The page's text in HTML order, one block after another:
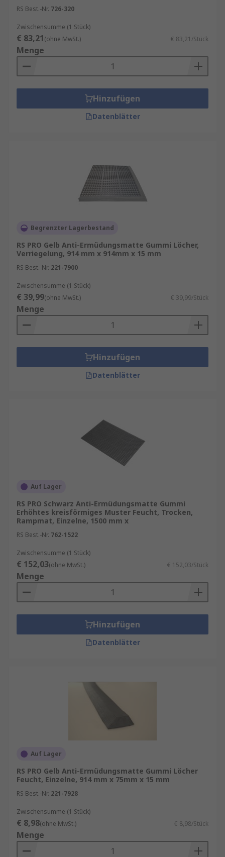
RS Best.-Nr. 726-320
Zwischensumme (1 Stück)
€ 83,21(ohne MwSt.) € 83,21/Stück
Menge
Hinzufügen
Datenblätter
Begrenzter Lagerbestand
RS PRO Gelb Anti-Ermüdungsmatte Gummi Löcher,
Verriegelung, 914 mm x 914mm x 15 mm
RS Best.-Nr. 221-7900
Zwischensumme (1 Stück)
€ 39,99(ohne MwSt.) € 39,99/Stück
Menge
Hinzufügen
Datenblätter
Auf Lager
RS PRO Schwarz Anti-Ermüdungsmatte Gummi
Erhöhtes kreisförmiges Muster Feucht, Trocken,
Rampmat, Einzelne, 1500 mm x
RS Best.-Nr. 762-1522
Zwischensumme (1 Stück)
€ 152,03(ohne MwSt.) € 152,03/Stück
Menge
Hinzufügen
Datenblätter
Auf Lager
RS PRO Gelb Anti-Ermüdungsmatte Gummi Löcher
Feucht, Einzelne, 914 mm x 75mm x 15 mm
RS Best.-Nr. 221-7928
Zwischensumme (1 Stück)
€ 8,98(ohne MwSt.) € 8,98/Stück
Menge